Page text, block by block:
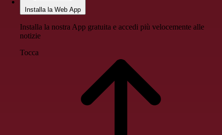
Installa la Web App
Installa la nostra App gratuita e accedi più velocemente alle
notizie
Tocca